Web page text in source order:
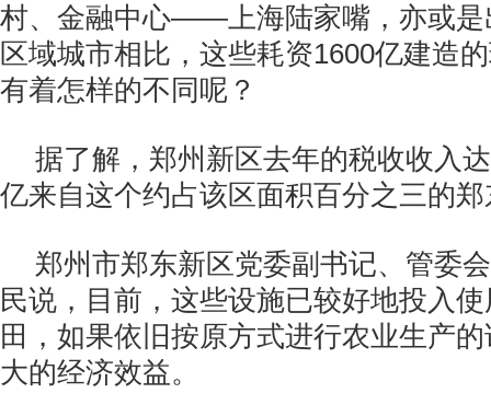
村、金融中心——上海陆家嘴，亦或是
区域城市相比，这些耗资1600亿建造
有着怎样的不同呢？
据了解，郑州新区去年的税收收入
亿来自这个约占该区面积百分之三的
郑州市郑东新区党委副书记、管委
民说，目前，这些设施已较好地投入
田，如果依旧按原方式进行农业生产
大的经济效益。